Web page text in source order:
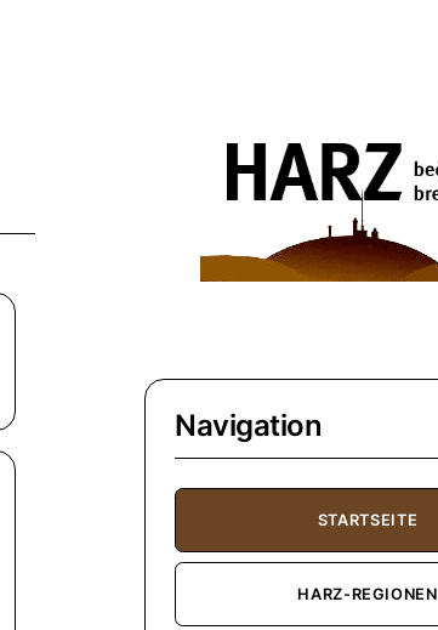
Navigation
STARTSEITE
HARZ-REGIONEN